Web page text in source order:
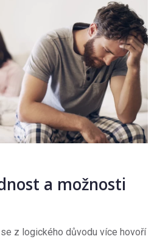
a možnosti
z logického důvodu více hovoří